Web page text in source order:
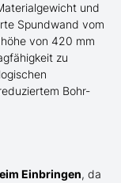
und
Spundwand vom
von 420 mm
zu
Bohr-
Einbringen, da